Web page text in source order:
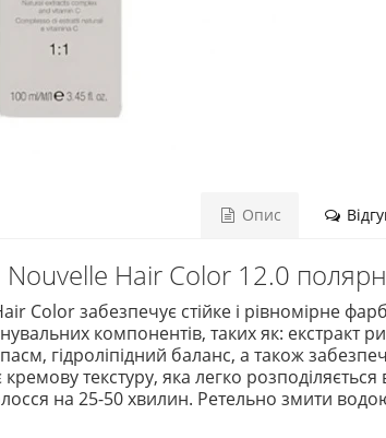
Опис
Hair Color 12.0
Color забезпечує стійке і рівномірне
компонентів, таких як: екстракт
гідроліпідний баланс, а також
текстуру, яка легко
на 25-50 хвилин. Ретельно змити